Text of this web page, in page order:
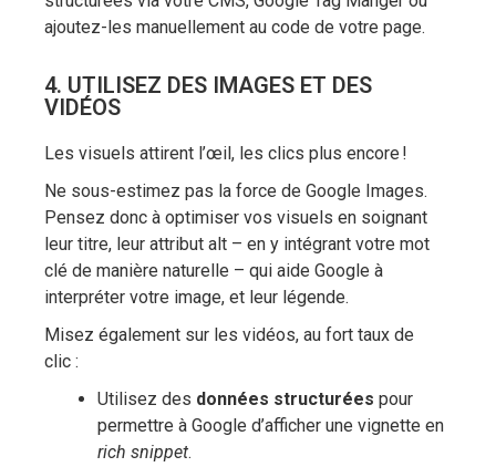
ajoutez-les manuellement au code de votre page.
4. UTILISEZ DES IMAGES ET DES
VIDÉOS
Les visuels attirent l’œil, les clics plus encore !
Ne sous-estimez pas la force de Google Images.
Pensez donc à optimiser vos visuels en soignant
leur titre, leur attribut alt – en y intégrant votre mot
clé de manière naturelle – qui aide Google à
interpréter votre image, et leur légende.
Misez également sur les vidéos, au fort taux de
clic :
Utilisez des données structurées pour
permettre à Google d’afficher une vignette en
rich snippet.